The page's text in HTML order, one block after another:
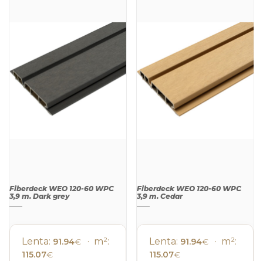
Fiberdeck WEO 120-60 WPC
3,9 m. Dark grey
Lenta: 91.94€ · m²:
115.07€
Fiberdeck WEO 120-60 WPC
3,9 m. Cedar
Lenta: 91.94€ · m²:
115.07€